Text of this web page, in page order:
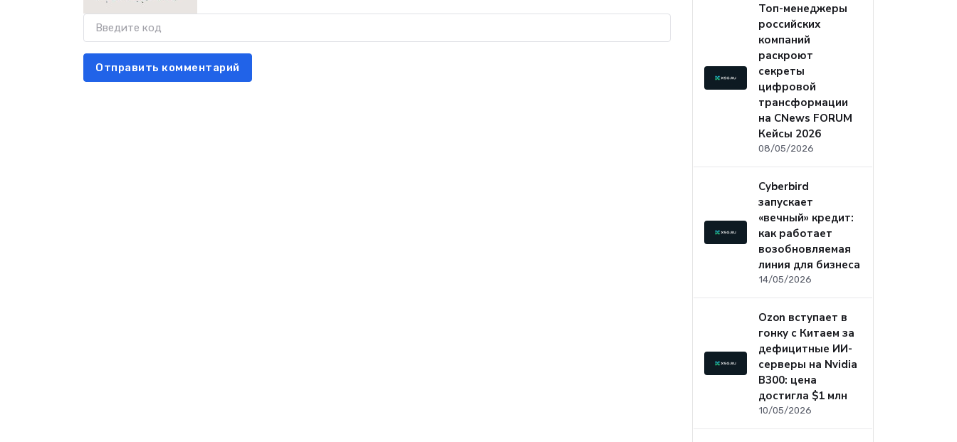
Отправить комментарий
Топ-менеджеры
российских
компаний
раскроют
секреты
цифровой
трансформации
на CNews FORUM
Кейсы 2026
08/05/2026
Cyberbird
запускает
«вечный» кредит:
как работает
возобновляемая
линия для бизнеса
14/05/2026
Ozon вступает в
гонку с Китаем за
дефицитные ИИ-
серверы на Nvidia
B300: цена
достигла $1 млн
10/05/2026